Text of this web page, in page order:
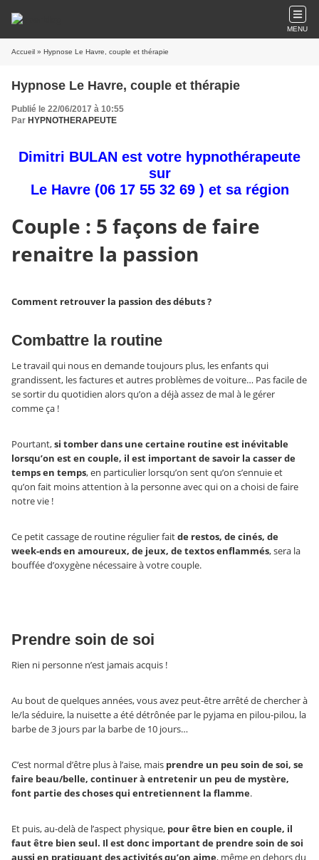
MENU
Accueil » Hypnose Le Havre, couple et thérapie
Hypnose Le Havre, couple et thérapie
Publié le 22/06/2017 à 10:55
Par HYPNOTHERAPEUTE
Dimitri BULAN est votre hypnothérapeute
sur
Le Havre (06 17 55 32 69 ) et sa région
Couple : 5 façons de faire
renaitre la passion
Comment retrouver la passion des débuts ?
Combattre la routine
Le travail qui nous en demande toujours plus, les enfants qui
grandissent, les factures et autres problèmes de voiture… Pas facile de
se sortir du quotidien alors qu’on a déjà assez de mal à le gérer
comme ça !
Pourtant,si tomber dans une certaine routine est inévitable
lorsqu’on est en couple, il est important de savoir la casser de
temps en temps, en particulier lorsqu’on sent qu’on s’ennuie et
qu’on fait moins attention à la personne avec qui on a choisi de faire
notre vie !
Ce petit cassage de routine régulier faitde restos, de cinés, de
week-ends en amoureux, de jeux, de textos enflammés, sera la
bouffée d’oxygène nécessaire à votre couple.
Prendre soin de soi
Rien ni personne n’est jamais acquis !
Au bout de quelques années, vous avez peut-être arrêté de chercher à
le/la séduire, la nuisette a été détrônée par le pyjama en pilou-pilou, la
barbe de 3 jours par la barbe de 10 jours…
C’est normal d’être plus à l’aise, mais prendre un peu soin de soi, se
faire beau/belle, continuer à entretenir un peu de mystère,
font partie des choses qui entretiennent la flamme.
Et puis, au-delà de l’aspect physique, pour être bien en couple, il
faut être bien seul. Il est donc important de prendre soin de soi
aussi en pratiquant des activités qu’on aime, même en dehors du